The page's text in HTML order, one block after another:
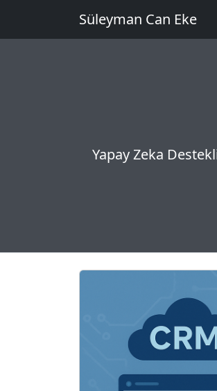
Süleyman Can Eke
Yapay Zeka